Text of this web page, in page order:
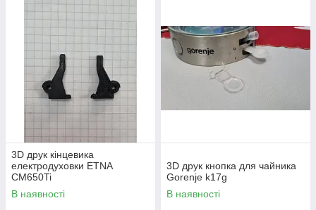
3D друк кінцевика
електродуховки ETNA
CM650Ti
В наявності
3D друк кнопка для чайника
Gorenje k17g
В наявності